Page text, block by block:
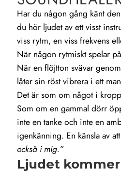
Har du någon gång känt
du hör ljudet av ett visst
viss rytm, en viss frekvens
När någon rytmiskt spelar
När en flöjtton svävar
låter sin röst vibrera i ett
Det är som om något i
Som om en gammal dörr
inte en tanke och inte en
igenkänning. En känsla av
också i mig.”
Ljudet